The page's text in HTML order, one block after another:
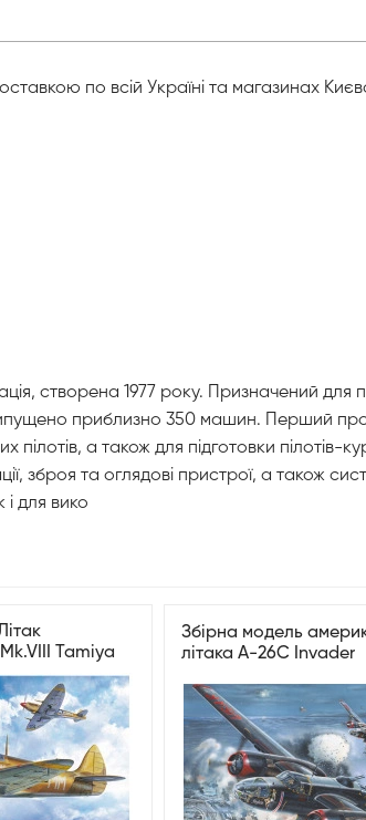
по всій Україні та магазинах
створена 1977 року. Призначений для
приблизно 350 машин. Перший
а також для підготовки пілотів-
зброя та оглядові пристрої, а також
для вико
Tamiya
Збірна модель
літака A-26C Invader